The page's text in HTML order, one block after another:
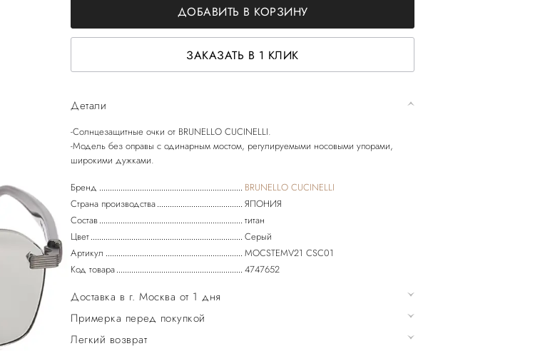
ДОБАВИТЬ В КОРЗИНУ
ЗАКАЗАТЬ В 1 КЛИК
Детали
-Солнцезащитные очки от BRUNELLO CUCINELLI.
-Модель без оправы с одинарным мостом, регулируемыми носовыми упорами,
Бренд
BRUNELLO CUCINELLI
Страна производства
ЯПОНИЯ
Состав
титан
Цвет
Серый
Артикул
MOCSTEMV21 CSC01
Код товара
4747652
Доставка в г. Москва от 1 дня
Примерка перед покупкой
Легкий возврат